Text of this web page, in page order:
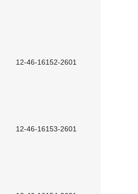
12-46-16152-2601
12-46-16153-2601